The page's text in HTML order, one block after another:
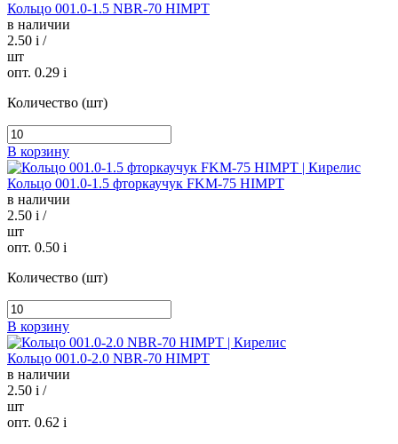
Кольцо 001.0-1.5 NBR-70 HIMPT
в наличии
2.50 i /
шт
опт. 0.29 i
Количество (шт)
В корзину
Кольцо 001.0-1.5 фторкаучук FKM-75 HIMPT
в наличии
2.50 i /
шт
опт. 0.50 i
Количество (шт)
В корзину
Кольцо 001.0-2.0 NBR-70 HIMPT
в наличии
2.50 i /
шт
опт. 0.62 i